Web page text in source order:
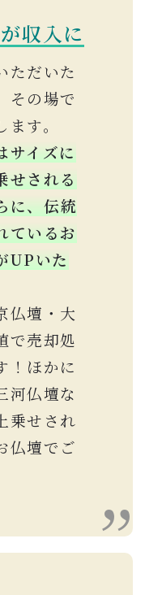
収入に
ただいた
その場で
す。
サイズに
せされる
に、伝統
ているお
UPいた
仏壇・大
で売却処
！ほかに
河仏壇な
乗せされ
仏壇でご